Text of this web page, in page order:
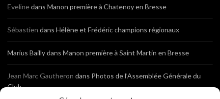
Evelinedans Manon première à Chatenoy en Bresse
Sébastien dans Hélène et Frédéric champions régionaux
Marius Baillydans Manon première à Saint Martin en Bresse
Jean Marc Gautheron dans Photos de l’Assemblée Générale du
Club